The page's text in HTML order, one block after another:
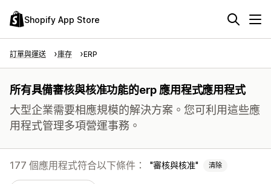
Shopify App Store
訂單與運送 庫存 ERP
所有具備審核與核准功能的erp 應用程式應用程式
大型企業需要相應規模的解決方案。您可利用這些應
用程式管理多項營運事務。
177 個應用程式符合以下條件： 審核與核准 清除